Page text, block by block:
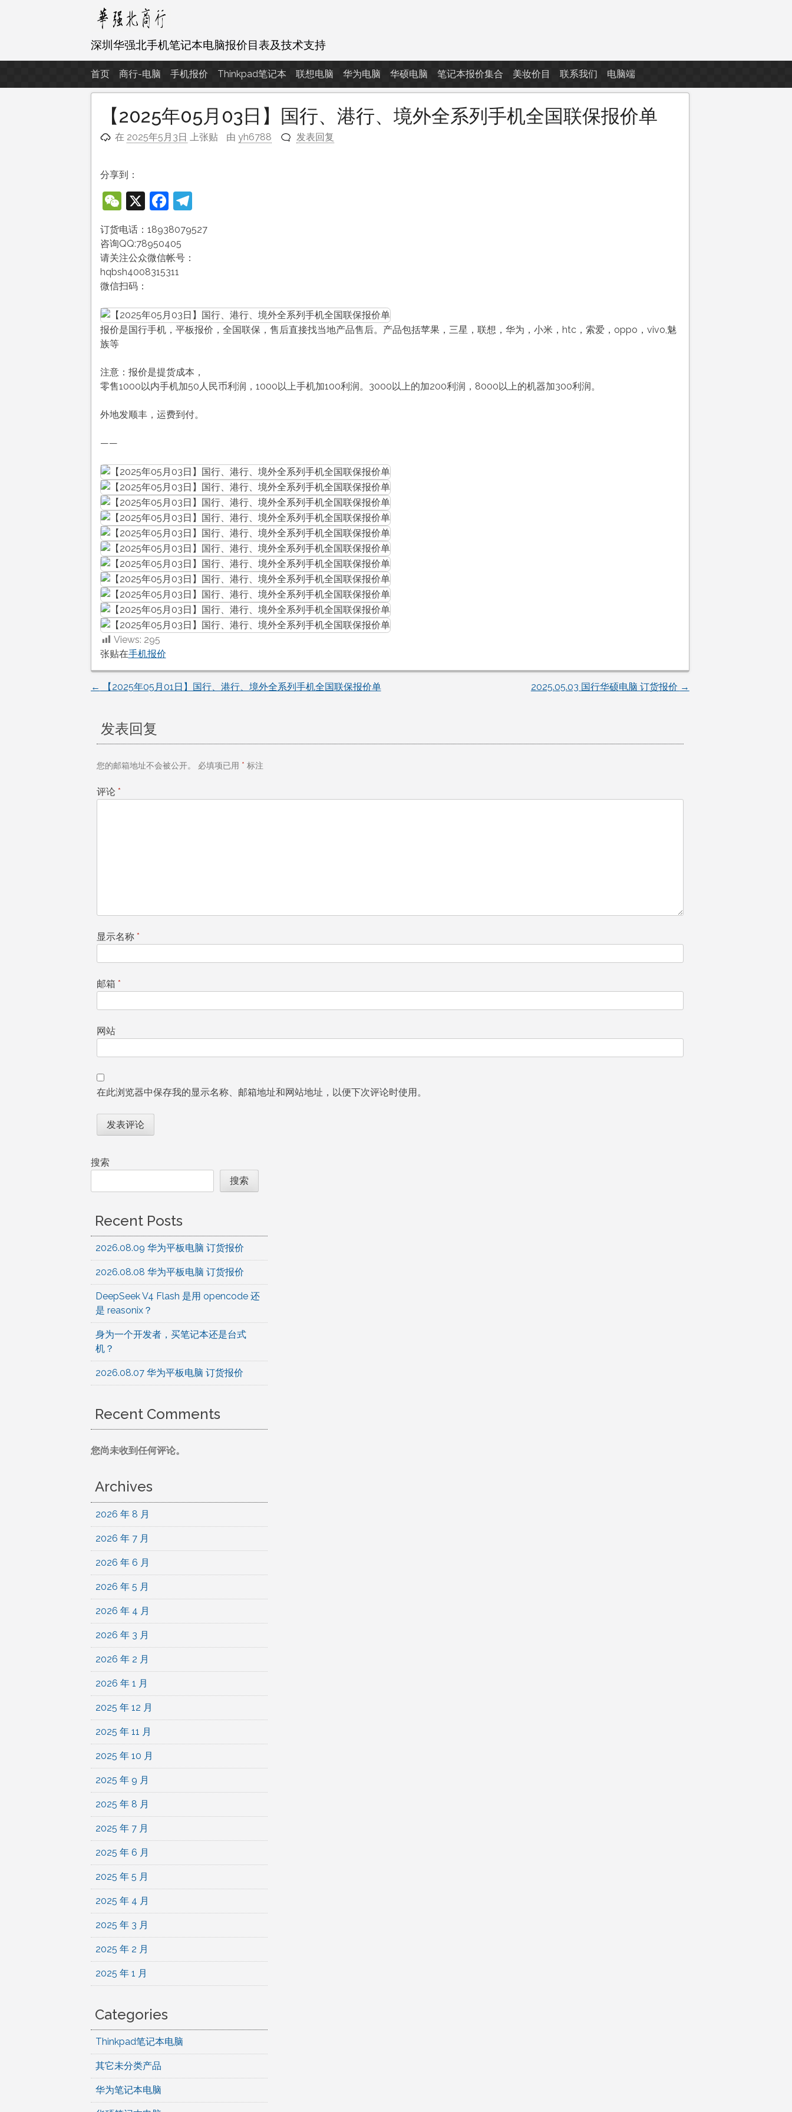
内
深圳华强北手机笔记本电脑报价目表及技术支持
首页 商行-电脑 手机报价 Thinkpad笔记本 联想电脑 华为电脑 华硕电脑 笔记本报价集合 美妆价目 联系我们 电脑端
【2025年05月03日】国行、港行、境外全系列手机全国联保报价单
在 2025年5月3日 上张贴 由yh6788 发表回复
分享到：
WeChat
X Facebook
Telegram
订货电话：18938079527
咨询QQ:78950405
请关注公众微信帐号：
hqbsh4008315311
微信扫码：
报价是国行手机，平板报价，全国联保，售后直接找当地产品售后。产品包括苹果，三星，联想，华为，小米，htc，索爱，oppo，vivo,魅
族等
注意：报价是提货成本，
零售1000以内手机加50人民币利润，1000以上手机加100利润。3000以上的加200利润，8000以上的机器加300利润。
外地发顺丰，运费到付。
——
Views: 295
张贴在手机报价
文
章
导
← 【2025年05月01日】国行、港行、境外全系列手机全国联保报价单 2025.05.03 国行华硕电脑 订货报价 →
发表回复
您的邮箱地址不会被公开。 必填项已用 * 标注
评论 *
显示名称 *
邮箱 *
网站
在此浏览器中保存我的显示名称、邮箱地址和网站地址，以便下次评论时使用。
搜索
搜索
Recent Posts
2026.08.09 华为平板电脑 订货报价
2026.08.08 华为平板电脑 订货报价
DeepSeek V4 Flash 是用 opencode 还
是 reasonix？
身为一个开发者，买笔记本还是台式
机？
2026.08.07 华为平板电脑 订货报价
Recent Comments
您尚未收到任何评论。
Archives
2026 年 8 月
2026 年 7 月
2026 年 6 月
2026 年 5 月
2026 年 4 月
2026 年 3 月
2026 年 2 月
2026 年 1 月
2025 年 12 月
2025 年 11 月
2025 年 10 月
2025 年 9 月
2025 年 8 月
2025 年 7 月
2025 年 6 月
2025 年 5 月
2025 年 4 月
2025 年 3 月
2025 年 2 月
2025 年 1 月
Categories
Thinkpad笔记本电脑
其它未分类产品
华为笔记本电脑